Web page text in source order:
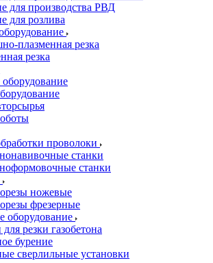
для производства РВД
для розлива
плазменная резка
резка
проволоки
станки
станки
ножевые
фрезерные
оборудование
резки газобетона
бурение
сверлильные установки